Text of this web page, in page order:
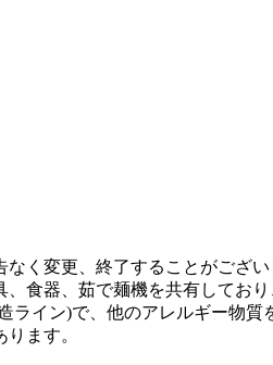
く変更、終了することがござ
、食器、茹で麺機を共有してお
ライン)で、他のアレルギー物
ます。